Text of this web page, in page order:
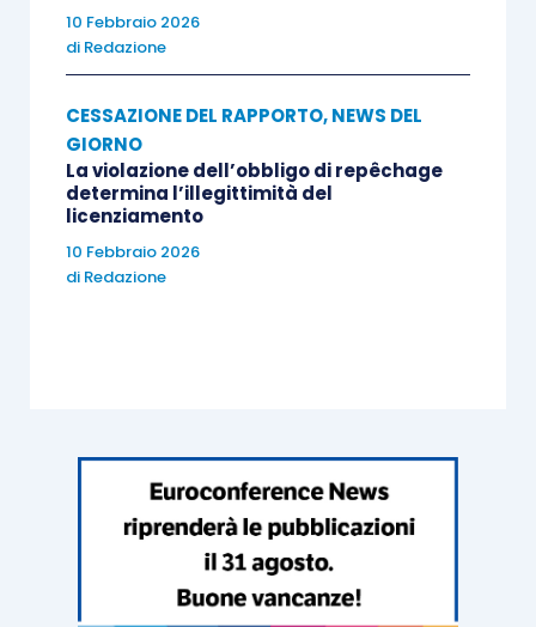
10 Febbraio 2026
di Redazione
CESSAZIONE DEL RAPPORTO,NEWS DEL
GIORNO
La violazione dell’obbligo di repêchage
determina l’illegittimità del
licenziamento
10 Febbraio 2026
di Redazione